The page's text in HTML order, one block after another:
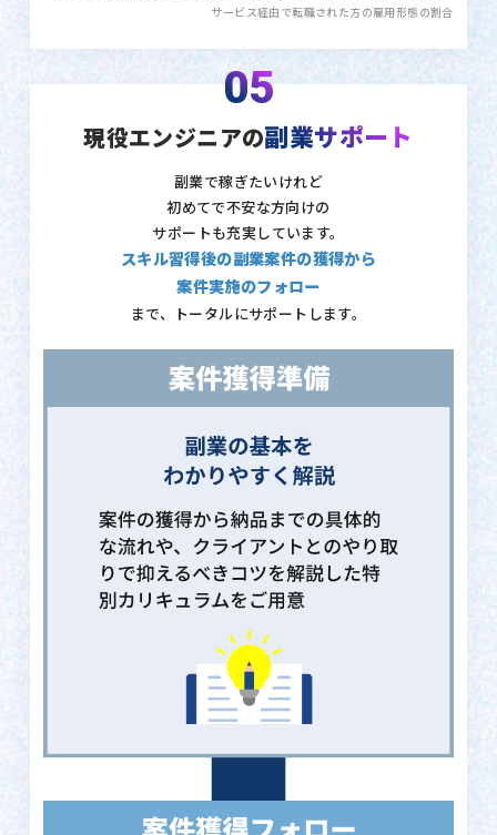
サービス経由で転職された方の雇用形態の割合
05
現役エンジニアの副業サポート
副業で稼ぎたいけれど
初めてで不安な方向けの
サポートも充実しています。
スキル習得後の副業案件の獲得から
案件実施のフォロー
まで、トータルにサポートします。